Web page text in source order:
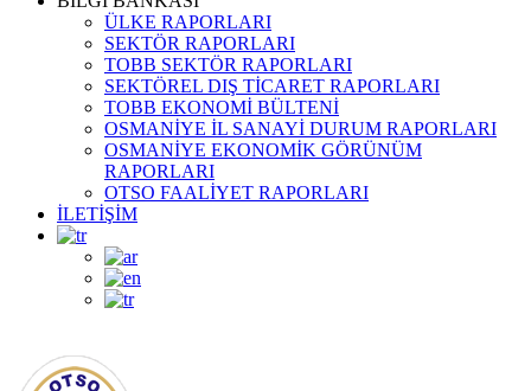
ÜLKE RAPORLARI
SEKTÖR RAPORLARI
TOBB SEKTÖR RAPORLARI
SEKTÖREL DIŞ TİCARET RAPORLARI
TOBB EKONOMİ BÜLTENİ
OSMANİYE İL SANAYİ DURUM RAPORLARI
OSMANİYE EKONOMİK GÖRÜNÜM
RAPORLARI
OTSO FAALİYET RAPORLARI
İLETİŞİM